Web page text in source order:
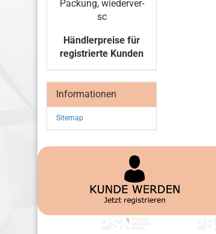
Pa­ckung, wie­der­ver­
sc
Händlerpreise für
registrierte Kunden
Informationen
Sitemap